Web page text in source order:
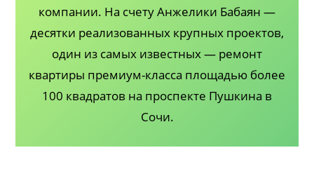
компании. На счету Анжелики Бабаян —
десятки реализованных крупных проектов,
один из самых известных — ремонт
квартиры премиум-класса площадью более
100 квадратов на проспекте Пушкина в
Сочи.